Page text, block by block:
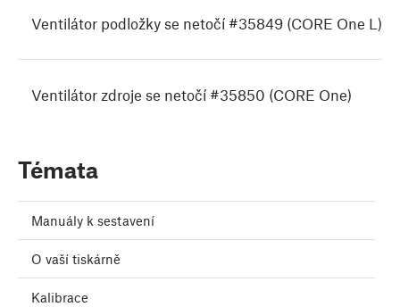
Ventilátor podložky se netočí #35849 (CORE One L)
Ventilátor zdroje se netočí #35850 (CORE One)
Témata
Manuály k sestavení
O vaší tiskárně
Kalibrace